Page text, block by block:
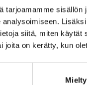
tarjoamamme
analysoimiseen.
siitä, miten
joita on kerätty, kun
palvelevan
lomahuoneisto
Paljakan ydinalueen
korttelialue. Alueella
– 3500 m². Alueen